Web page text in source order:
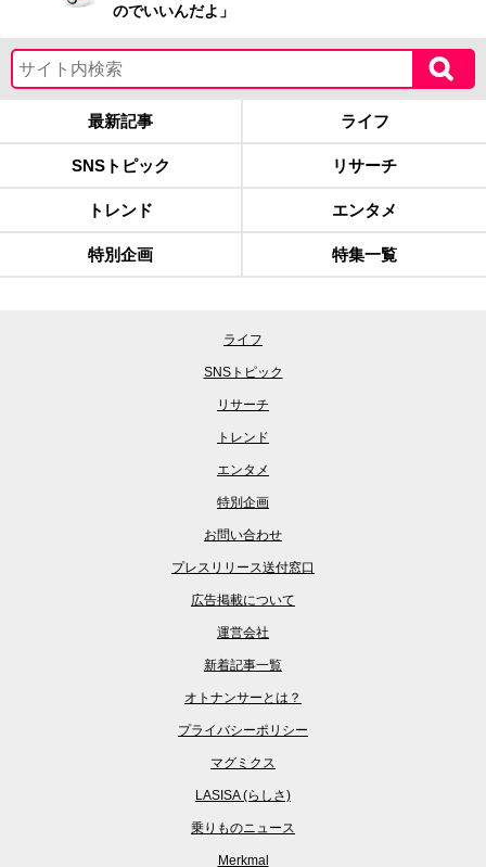
のでいいんだよ」
最新記事 ライフ
SNSトピック リサーチ
トレンド エンタメ
特別企画 特集一覧
ライフ
SNSトピック
リサーチ
トレンド
エンタメ
特別企画
お問い合わせ
プレスリリース送付窓口
広告掲載について
運営会社
新着記事一覧
オトナンサーとは？
プライバシーポリシー
マグミクス
LASISA (らしさ)
乗りものニュース
Merkmal